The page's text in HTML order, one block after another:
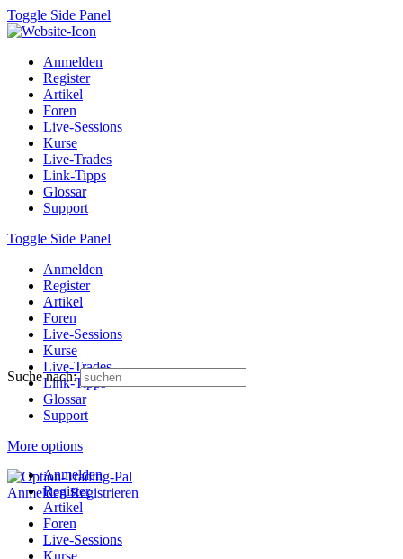
Toggle Side Panel
Anmelden
Register
Artikel
Foren
Live-Sessions
Kurse
Live-Trades
Link-Tipps
Glossar
Support
Toggle Side Panel
Anmelden
Register
Artikel
Foren
Live-Sessions
Kurse
Live-Trades
Link-Tipps
Glossar
Support
More options
Anmelden Registrieren
Suche nach:
Anmelden
Register
Artikel
Foren
Live-Sessions
Kurse